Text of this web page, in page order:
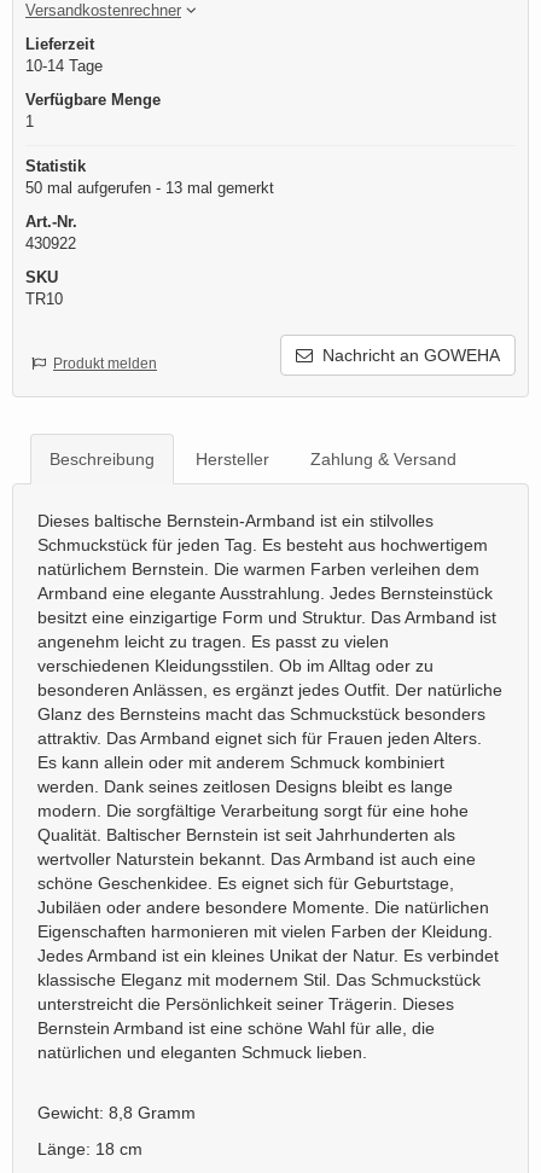
Versandkostenrechner
Lieferzeit
10-14 Tage
Verfügbare Menge
1
Statistik
50 mal aufgerufen - 13 mal gemerkt
Art.-Nr.
430922
SKU
TR10
Nachricht an GOWEHA
Produkt melden
Beschreibung Hersteller Zahlung & Versand
Dieses baltische Bernstein-Armband ist ein stilvolles
Schmuckstück für jeden Tag. Es besteht aus hochwertigem
natürlichem Bernstein. Die warmen Farben verleihen dem
Armband eine elegante Ausstrahlung. Jedes Bernsteinstück
besitzt eine einzigartige Form und Struktur. Das Armband ist
angenehm leicht zu tragen. Es passt zu vielen
verschiedenen Kleidungsstilen. Ob im Alltag oder zu
besonderen Anlässen, es ergänzt jedes Outfit. Der natürliche
Glanz des Bernsteins macht das Schmuckstück besonders
attraktiv. Das Armband eignet sich für Frauen jeden Alters.
Es kann allein oder mit anderem Schmuck kombiniert
werden. Dank seines zeitlosen Designs bleibt es lange
modern. Die sorgfältige Verarbeitung sorgt für eine hohe
Qualität. Baltischer Bernstein ist seit Jahrhunderten als
wertvoller Naturstein bekannt. Das Armband ist auch eine
schöne Geschenkidee. Es eignet sich für Geburtstage,
Jubiläen oder andere besondere Momente. Die natürlichen
Eigenschaften harmonieren mit vielen Farben der Kleidung.
Jedes Armband ist ein kleines Unikat der Natur. Es verbindet
klassische Eleganz mit modernem Stil. Das Schmuckstück
unterstreicht die Persönlichkeit seiner Trägerin. Dieses
Bernstein Armband ist eine schöne Wahl für alle, die
natürlichen und eleganten Schmuck lieben.
Gewicht: 8,8 Gramm
Länge: 18 cm